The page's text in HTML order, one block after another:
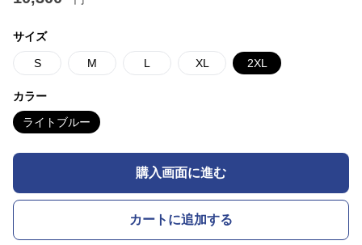
サイズ
S M L XL 2XL
カラー
ライトブルー
購入画面に進む
カートに追加する